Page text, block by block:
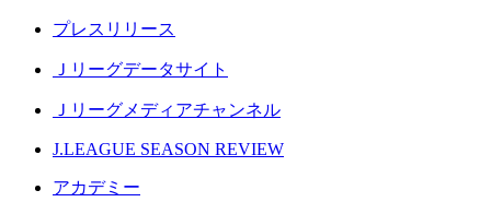
プレスリリース
Ｊリーグデータサイト
Ｊリーグメディアチャンネル
J.LEAGUE SEASON REVIEW
アカデミー